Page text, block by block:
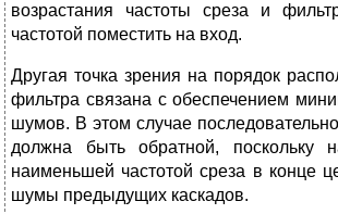
возрастания частоты среза и
частотой поместить на вход.
Другая точка зрения на порядок
фильтра связана с обеспечением
шумов. В этом случае
должна быть обратной, поскольку
наименьшей частотой среза в конце
шумы предыдущих каскадов.